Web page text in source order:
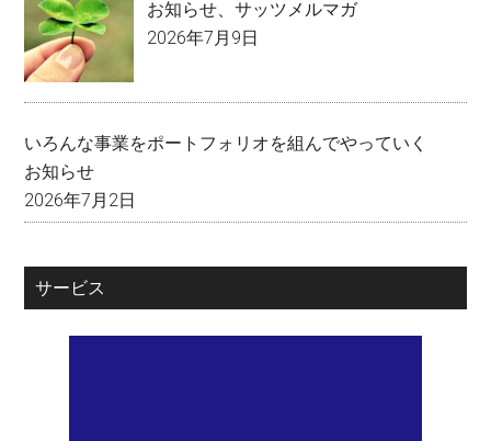
お知らせ 、サッツメルマガ
2026年7月9日
いろんな事業をポートフォリオを組んでやっていく
お知らせ
2026年7月2日
サービス